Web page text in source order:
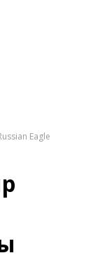
Eagle